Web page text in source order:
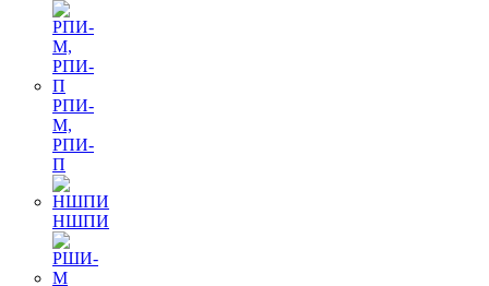
РПИ-
М,
РПИ-
П
НШПИ